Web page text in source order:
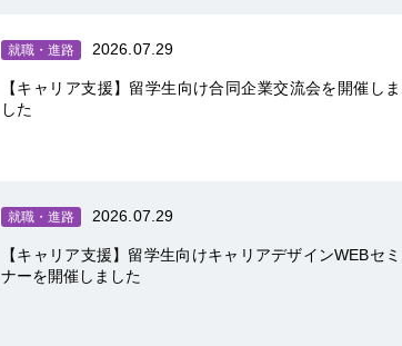
就職・進路 2026.07.29
【キャリア支援】留学生向け合同企業交流会を開催しま
した
就職・進路 2026.07.29
【キャリア支援】留学生向けキャリアデザインWEBセミ
ナーを開催しました